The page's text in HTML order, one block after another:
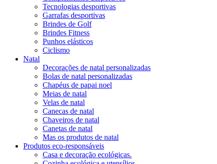
Tecnologias desportivas
Garrafas desportivas
Brindes de Golf
Brindes Fitness
Punhos elásticos
Ciclismo
Natal
Decorações de natal personalizadas
Bolas de natal personalizadas
Chapéus de papai noel
Meias de natal
Velas de natal
Canecas de natal
Chaveiros de natal
Canetas de natal
Mas os produtos de natal
Produtos eco-responsáveis
Casa e decoração ecológicas.